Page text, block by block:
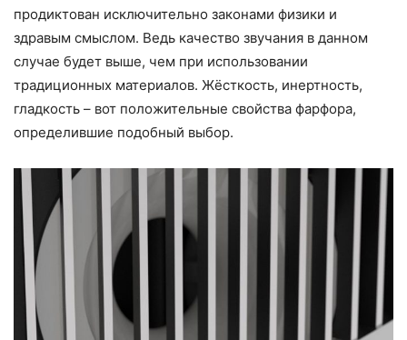
продиктован исключительно законами физики и
здравым смыслом. Ведь качество звучания в данном
случае будет выше, чем при использовании
традиционных материалов. Жёсткость, инертность,
гладкость – вот положительные свойства фарфора,
определившие подобный выбор.